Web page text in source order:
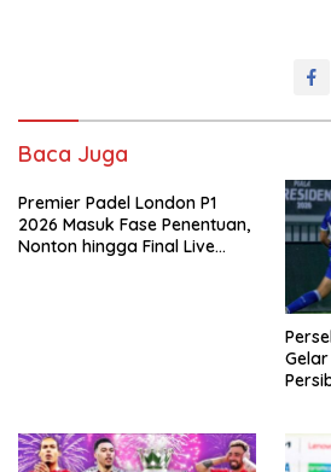
Baca Juga
Premier Padel London P1
2026 Masuk Fase Penentuan,
Nonton hingga Final Live